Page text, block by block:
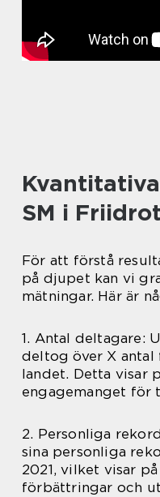
SM i
För att förstå
på djupet kan vi
mätningar. Här är
1. Antal deltagare:
deltog över X
landet. Detta visar
engagemanget för
2. Personliga
sina personliga
2021, vilket visar
förbättringar och